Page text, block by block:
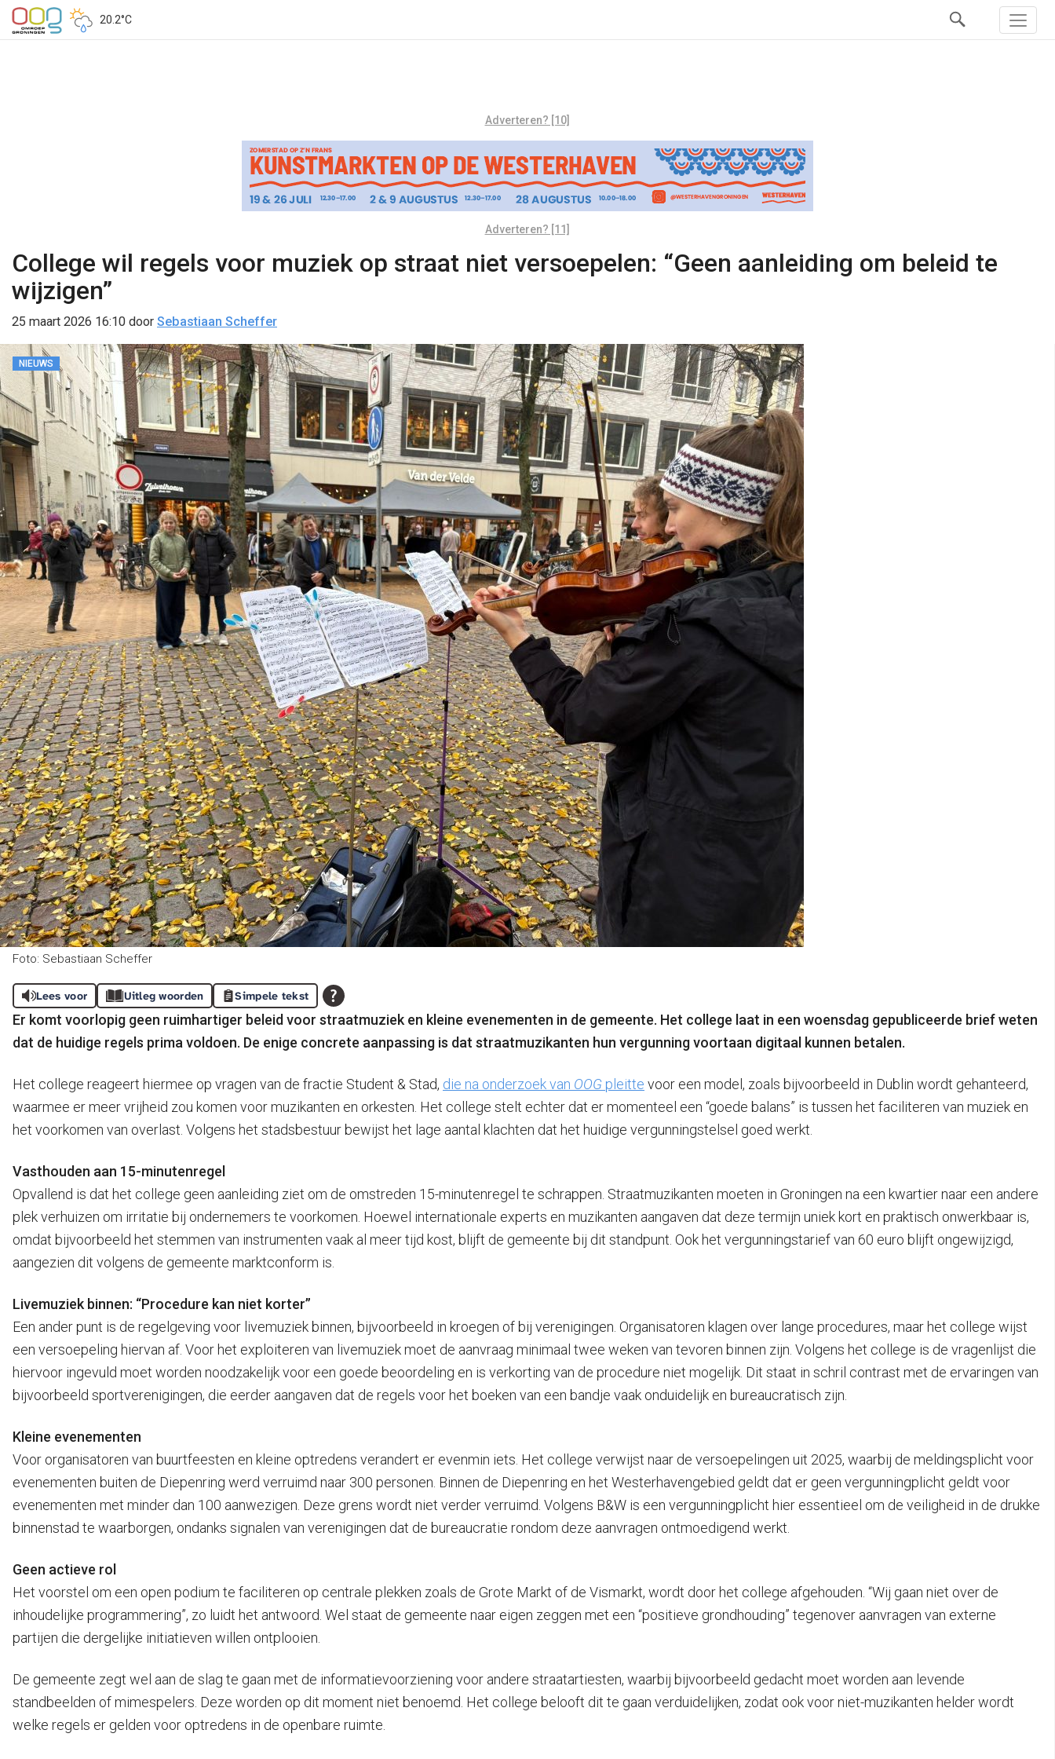
20.2°C
Adverteren? [10]
Adverteren? [11]
College wil regels voor muziek op straat niet versoepelen: “Geen aanleiding om beleid te
wijzigen”
25 maart 2026 16:10 door Sebastiaan Scheffer
NIEUWS
Foto: Sebastiaan Scheffer
Lees voor Uitleg woorden Simpele tekst
Er komt voorlopig geen ruimhartiger beleid voor straatmuziek en kleine evenementen in de gemeente. Het college laat in een woensdag gepubliceerde brief weten
dat de huidige regels prima voldoen. De enige concrete aanpassing is dat straatmuzikanten hun vergunning voortaan digitaal kunnen betalen.
Het college reageert hiermee op vragen van de fractie Student & Stad, die na onderzoek van OOG pleitte voor een model, zoals bijvoorbeeld in Dublin wordt gehanteerd,
waarmee er meer vrijheid zou komen voor muzikanten en orkesten. Het college stelt echter dat er momenteel een “goede balans” is tussen het faciliteren van muziek en
het voorkomen van overlast. Volgens het stadsbestuur bewijst het lage aantal klachten dat het huidige vergunningstelsel goed werkt.
Vasthouden aan 15-minutenregel
Opvallend is dat het college geen aanleiding ziet om de omstreden 15-minutenregel te schrappen. Straatmuzikanten moeten in Groningen na een kwartier naar een andere
plek verhuizen om irritatie bij ondernemers te voorkomen. Hoewel internationale experts en muzikanten aangaven dat deze termijn uniek kort en praktisch onwerkbaar is,
omdat bijvoorbeeld het stemmen van instrumenten vaak al meer tijd kost, blijft de gemeente bij dit standpunt. Ook het vergunningstarief van 60 euro blijft ongewijzigd,
aangezien dit volgens de gemeente marktconform is.
Livemuziek binnen: “Procedure kan niet korter”
Een ander punt is de regelgeving voor livemuziek binnen, bijvoorbeeld in kroegen of bij verenigingen. Organisatoren klagen over lange procedures, maar het college wijst
een versoepeling hiervan af. Voor het exploiteren van livemuziek moet de aanvraag minimaal twee weken van tevoren binnen zijn. Volgens het college is de vragenlijst die
hiervoor ingevuld moet worden noodzakelijk voor een goede beoordeling en is verkorting van de procedure niet mogelijk. Dit staat in schril contrast met de ervaringen van
bijvoorbeeld sportverenigingen, die eerder aangaven dat de regels voor het boeken van een bandje vaak onduidelijk en bureaucratisch zijn.
Kleine evenementen
Voor organisatoren van buurtfeesten en kleine optredens verandert er evenmin iets. Het college verwijst naar de versoepelingen uit 2025, waarbij de meldingsplicht voor
evenementen buiten de Diepenring werd verruimd naar 300 personen. Binnen de Diepenring en het Westerhavengebied geldt dat er geen vergunningplicht geldt voor
evenementen met minder dan 100 aanwezigen. Deze grens wordt niet verder verruimd. Volgens B&W is een vergunningplicht hier essentieel om de veiligheid in de drukke
binnenstad te waarborgen, ondanks signalen van verenigingen dat de bureaucratie rondom deze aanvragen ontmoedigend werkt.
Geen actieve rol
Het voorstel om een open podium te faciliteren op centrale plekken zoals de Grote Markt of de Vismarkt, wordt door het college afgehouden. “Wij gaan niet over de
inhoudelijke programmering”, zo luidt het antwoord. Wel staat de gemeente naar eigen zeggen met een “positieve grondhouding” tegenover aanvragen van externe
partijen die dergelijke initiatieven willen ontplooien.
De gemeente zegt wel aan de slag te gaan met de informatievoorziening voor andere straatartiesten, waarbij bijvoorbeeld gedacht moet worden aan levende
standbeelden of mimespelers. Deze worden op dit moment niet benoemd. Het college belooft dit te gaan verduidelijken, zodat ook voor niet-muzikanten helder wordt
welke regels er gelden voor optredens in de openbare ruimte.